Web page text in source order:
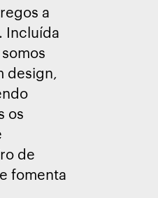
a
Incluída
design,
os
de
fomenta